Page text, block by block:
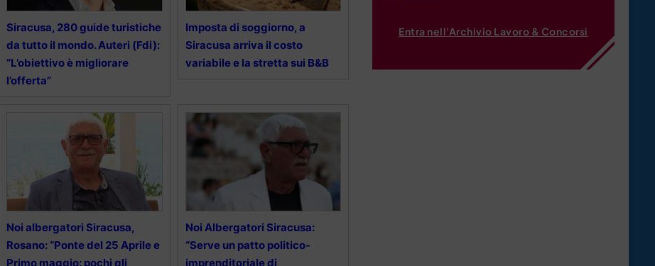
Siracusa, 280 guide turistiche
da tutto il mondo. Auteri (Fdi):
“L’obiettivo è migliorare
l’offerta”
Imposta di soggiorno, a
Siracusa arriva il costo
variabile e la stretta sui B&B
Noi albergatori Siracusa,
Rosano: “Ponte del 25 Aprile e
Primo maggio: pochi gli
Noi Albergatori Siracusa:
“Serve un patto politico-
imprenditoriale di
Entra nell'Archivio Lavoro & Concorsi